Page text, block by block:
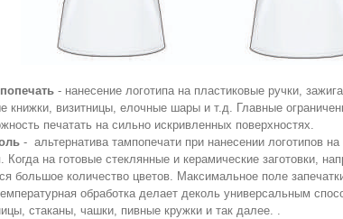
- нанесение логотипа на пластиковые ручки,
книжки, визитницы, елочные шары и т.д. Главные
печатать на сильно искривленных поверхностях.
- альтернатива тампопечати при нанесении логотипов
Когда на готовые стеклянные и керамические заготовки,
большое количество цветов. Максимальное поле
обработка делает деколь универсальным
стаканы, чашки, пивные кружки и так далее. .